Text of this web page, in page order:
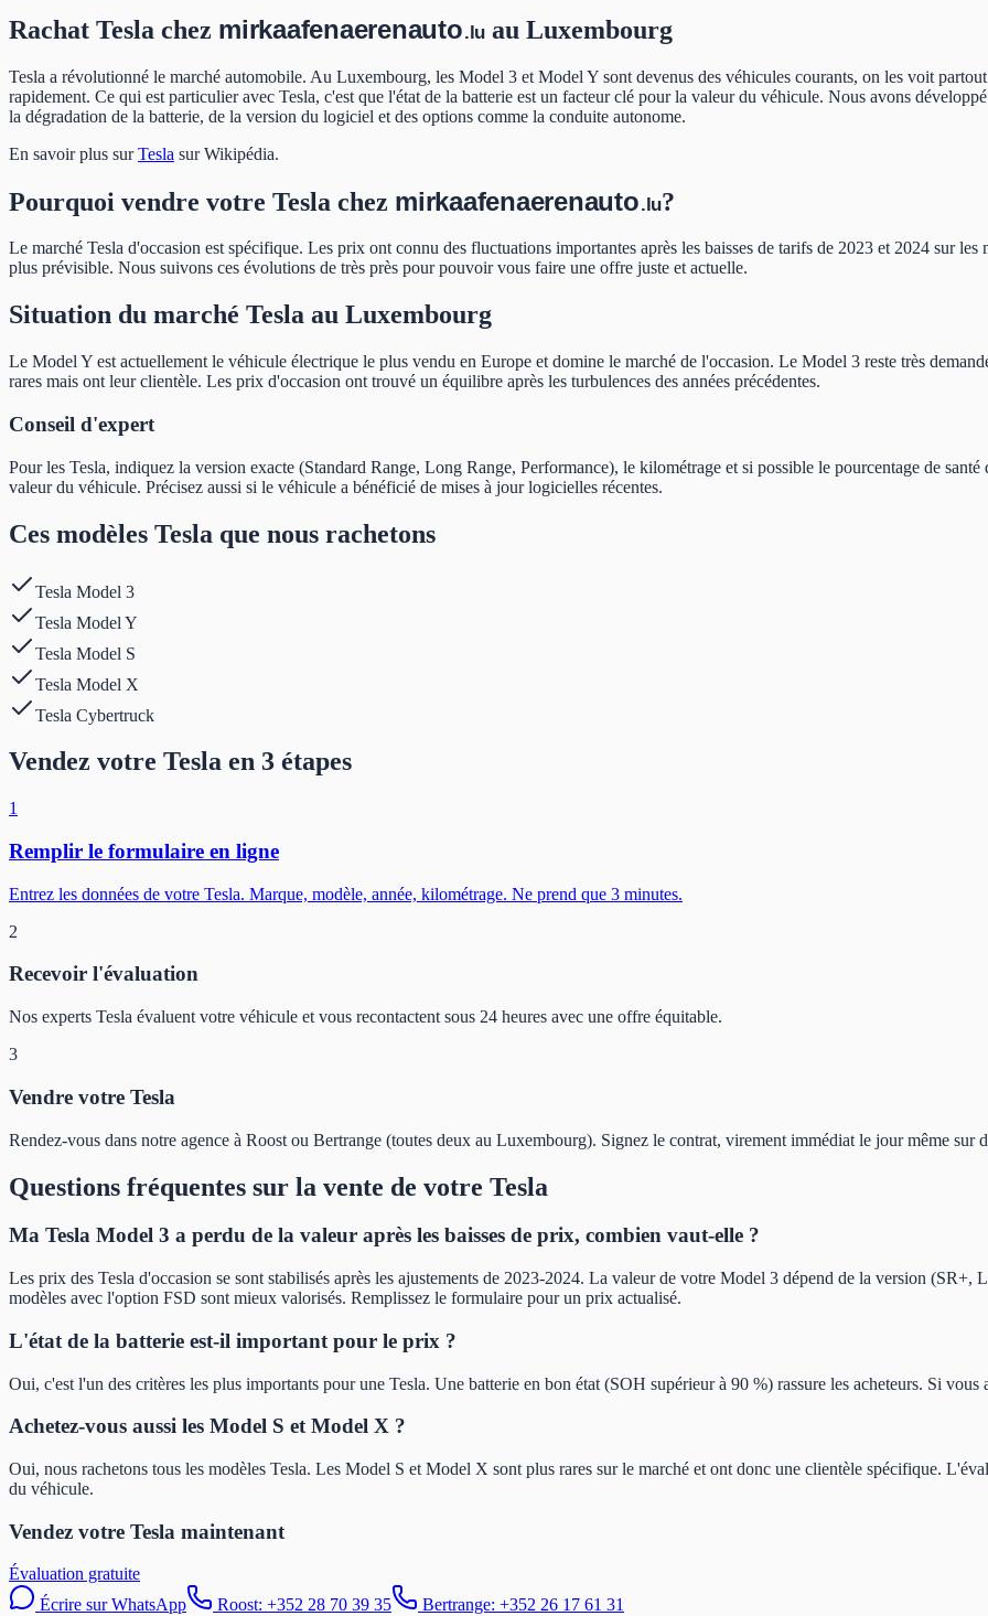
Rachat Tesla chez mirkaafenaerenauto.lu au Luxembourg
Tesla a révolutionné le marché automobile. Au Luxembourg, les Model 3 et Model Y sont devenus des véhicules courants, on les voit
rapidement. Ce qui est particulier avec Tesla, c'est que l'état de la batterie est un facteur clé pour la valeur du véhicule. Nous avons
la dégradation de la batterie, de la version du logiciel et des options comme la conduite autonome.
En savoir plus sur Tesla sur Wikipédia.
Pourquoi vendre votre Tesla chez mirkaafenaerenauto.lu?
Le marché Tesla d'occasion est spécifique. Les prix ont connu des fluctuations importantes après les baisses de tarifs de 2023 et 2024 sur
plus prévisible. Nous suivons ces évolutions de très près pour pouvoir vous faire une offre juste et actuelle.
Situation du marché Tesla au Luxembourg
Le Model Y est actuellement le véhicule électrique le plus vendu en Europe et domine le marché de l'occasion. Le Model 3 reste très
rares mais ont leur clientèle. Les prix d'occasion ont trouvé un équilibre après les turbulences des années précédentes.
Conseil d'expert
Pour les Tesla, indiquez la version exacte (Standard Range, Long Range, Performance), le kilométrage et si possible le pourcentage de
valeur du véhicule. Précisez aussi si le véhicule a bénéficié de mises à jour logicielles récentes.
Ces modèles Tesla que nous rachetons
Tesla Model 3
Tesla Model Y
Tesla Model S
Tesla Model X
Tesla Cybertruck
Vendez votre Tesla en 3 étapes
1
Remplir le formulaire en ligne
Entrez les données de votre Tesla. Marque, modèle, année, kilométrage. Ne prend que 3 minutes.
2
Recevoir l'évaluation
Nos experts Tesla évaluent votre véhicule et vous recontactent sous 24 heures avec une offre équitable.
3
Vendre votre Tesla
Rendez-vous dans notre agence à Roost ou Bertrange (toutes deux au Luxembourg). Signez le contrat, virement immédiat le jour même sur
Questions fréquentes sur la vente de votre Tesla
Ma Tesla Model 3 a perdu de la valeur après les baisses de prix, combien vaut-elle ?
Les prix des Tesla d'occasion se sont stabilisés après les ajustements de 2023-2024. La valeur de votre Model 3 dépend de la version
modèles avec l'option FSD sont mieux valorisés. Remplissez le formulaire pour un prix actualisé.
L'état de la batterie est-il important pour le prix ?
Oui, c'est l'un des critères les plus importants pour une Tesla. Une batterie en bon état (SOH supérieur à 90 %) rassure les acheteurs. Si
Achetez-vous aussi les Model S et Model X ?
Oui, nous rachetons tous les modèles Tesla. Les Model S et Model X sont plus rares sur le marché et ont donc une clientèle spécifique.
du véhicule.
Vendez votre Tesla maintenant
Évaluation gratuite
Écrire sur WhatsApp
Roost: +352 28 70 39 35 Bertrange: +352 26 17 61 31